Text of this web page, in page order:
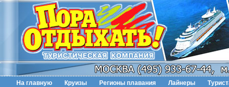
На главную Круизы Регионы плавания Лайнеры